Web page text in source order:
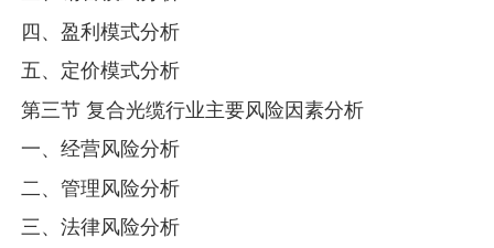
四、盈利模式分析
五、定价模式分析
第三节 复合光缆行业主要风险因素分析
一、经营风险分析
二、管理风险分析
三、法律风险分析